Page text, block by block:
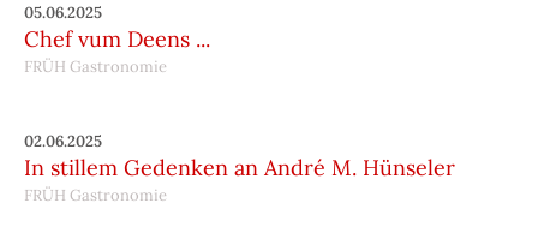
05.06.2025
Chef vum Deens ...
FRÜH Gastronomie
02.06.2025
In stillem Gedenken an André M. Hünseler
FRÜH Gastronomie